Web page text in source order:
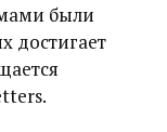
были
достигает